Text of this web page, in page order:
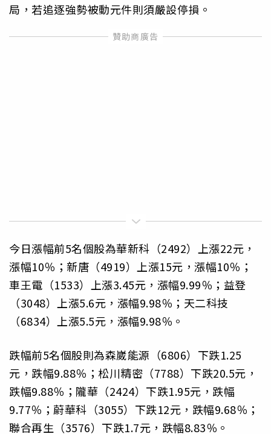
局，若追逐強勢被動元件則須嚴設停損。
今日漲幅前5名個股為華新科（2492）上漲22元，
漲幅10％；新唐（4919）上漲15元，漲幅10％；
車王電（1533）上漲3.45元，漲幅9.99％；益登
（3048）上漲5.6元，漲幅9.98％；天二科技
（6834）上漲5.5元，漲幅9.98％。
跌幅前5名個股則為森崴能源（6806）下跌1.25
元，跌幅9.88％；松川精密（7788）下跌20.5元，
跌幅9.88％；隴華（2424）下跌1.95元，跌幅
9.77％；蔚華科（3055）下跌12元，跌幅9.68％；
聯合再生（3576）下跌1.7元，跌幅8.83％。